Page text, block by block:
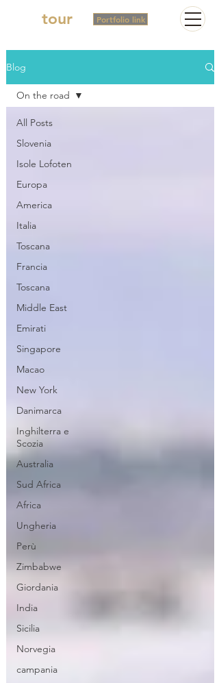
tour Portfolio link
Blog
All Posts
Slovenia
Isole Lofoten
Europa
America
Italia
Toscana
Francia
Toscana
Middle East
Emirati
Singapore
Macao
New York
Danimarca
Inghilterra e
Scozia
Australia
Sud Africa
Africa
Ungheria
Perù
Zimbabwe
Giordania
India
Sicilia
Norvegia
campania
On the road